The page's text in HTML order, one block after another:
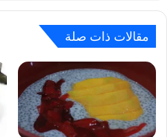
مقالات ذات صلة